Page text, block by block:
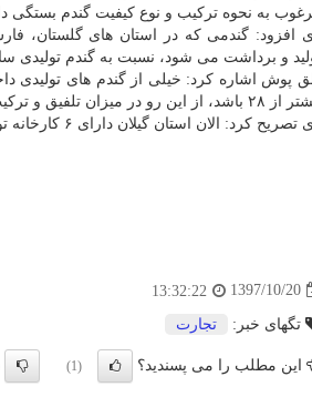
به نحوه تركیب و نوع كیفیت گندم بستگی
افزود: گندمی كه در استان های گلستان،
و برداشت می شود، نسبت به گندم تولیدی
میزان تلفیق و تركیب گندم های مختلف در حفظ كیفیت و غنی سازی آرد برای پخت نان مرغوب موثر است.
كرد: الان استان گیلان دارای ۶ كارخانه تولید آرد با ظرفیت تولید سالانه ۶۵۰ هزار تن آرد است.
1397/10/20
13:32:22
تگهای خبر: تجارت
این مطلب را می پسندید؟ (1)